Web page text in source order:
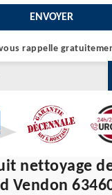
rappelle
nettoyage
Vendon